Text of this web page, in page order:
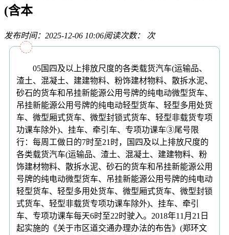
(含本
发布时间：2025-12-06 10:06阅读次数： 次
05国四及以上排放尺度的各类载货汽车(运输品、
渣土、混凝土、建建物料、粉饰建材物料、散拆水泥、
砂石的货车和吊挂新能源公用号牌的纯电动微型货车、
吊挂新能源公用号牌的纯电动轻型货车、轻型多用处货
车、微型厢式货车、微型封锁式货车、轻型非载货专项
功课车除外)、挂车、牵引车、专项功课车③尾号限
行：每周工做日的7时至21时，国四及以上排放尺度的
各类载货汽车(运输品、渣土、混凝土、建建物料、粉
饰建材物料、散拆水泥、砂石的货车和吊挂新能源公用
号牌的纯电动微型货车、吊挂新能源公用号牌的纯电动
轻型货车、轻型多用处货车、微型厢式货车、微型封锁
式货车、轻型非载货专项功课车除外)、挂车、牵引
车、专项功课车每天6时至22时驶入。2018年11月21日
起实施的《关于市区道交通办理办法的布告》(郑环文